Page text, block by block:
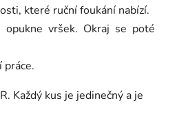
které ruční foukání nabízí.
vršek. Okraj se poté
práce.
Každý kus je jedinečný a je